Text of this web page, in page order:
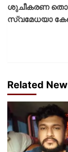
ശുചീകരണ
സ്വമേധയാ
Related